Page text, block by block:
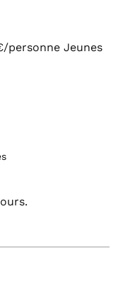
personne Jeunes